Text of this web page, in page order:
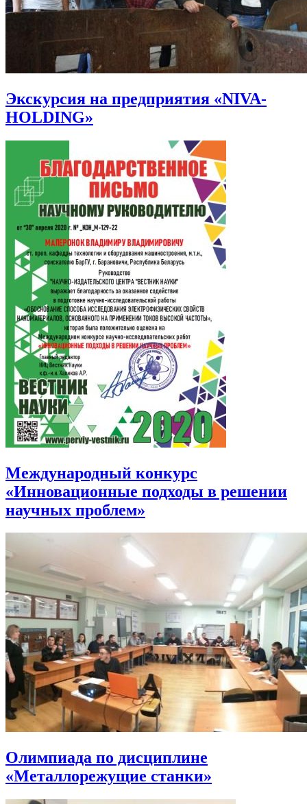
Экскурсия на предприятия «NIVA-
HOLDING»
Международный конкурс
«Инновационные подходы в решении
научных проблем»
Олимпиада по дисциплине
«Металлорежущие станки»